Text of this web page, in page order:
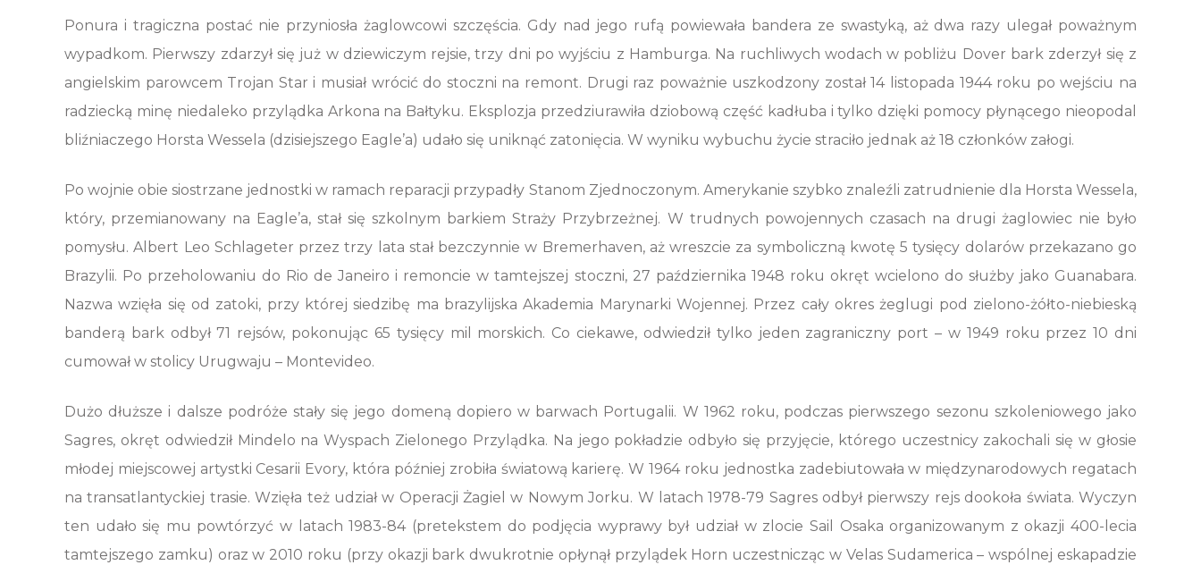
Ponura i tragiczna postać nie przyniosła żaglowcowi szczęścia. Gdy nad jego rufą powiewała bandera ze swastyką, aż dwa razy ulegał poważnym
wypadkom. Pierwszy zdarzył się już w dziewiczym rejsie, trzy dni po wyjściu z Hamburga. Na ruchliwych wodach w pobliżu Dover bark zderzył się z
angielskim parowcem Trojan Star i musiał wrócić do stoczni na remont. Drugi raz poważnie uszkodzony został 14 listopada 1944 roku po wejściu na
radziecką minę niedaleko przylądka Arkona na Bałtyku. Eksplozja przedziurawiła dziobową część kadłuba i tylko dzięki pomocy płynącego nieopodal
bliźniaczego Horsta Wessela (dzisiejszego Eagle’a) udało się uniknąć zatonięcia. W wyniku wybuchu życie straciło jednak aż 18 członków załogi.
Po wojnie obie siostrzane jednostki w ramach reparacji przypadły Stanom Zjednoczonym. Amerykanie szybko znaleźli zatrudnienie dla Horsta Wessela,
który, przemianowany na Eagle’a, stał się szkolnym barkiem Straży Przybrzeżnej. W trudnych powojennych czasach na drugi żaglowiec nie było
pomysłu. Albert Leo Schlageter przez trzy lata stał bezczynnie w Bremerhaven, aż wreszcie za symboliczną kwotę 5 tysięcy dolarów przekazano go
Brazylii. Po przeholowaniu do Rio de Janeiro i remoncie w tamtejszej stoczni, 27 października 1948 roku okręt wcielono do służby jako Guanabara.
Nazwa wzięła się od zatoki, przy której siedzibę ma brazylijska Akademia Marynarki Wojennej. Przez cały okres żeglugi pod zielono-żółto-niebieską
banderą bark odbył 71 rejsów, pokonując 65 tysięcy mil morskich. Co ciekawe, odwiedził tylko jeden zagraniczny port – w 1949 roku przez 10 dni
cumował w stolicy Urugwaju – Montevideo.
Dużo dłuższe i dalsze podróże stały się jego domeną dopiero w barwach Portugalii. W 1962 roku, podczas pierwszego sezonu szkoleniowego jako
Sagres, okręt odwiedził Mindelo na Wyspach Zielonego Przylądka. Na jego pokładzie odbyło się przyjęcie, którego uczestnicy zakochali się w głosie
młodej miejscowej artystki Cesarii Evory, która później zrobiła światową karierę. W 1964 roku jednostka zadebiutowała w międzynarodowych regatach
na transatlantyckiej trasie. Wzięła też udział w Operacji Żagiel w Nowym Jorku. W latach 1978-79 Sagres odbył pierwszy rejs dookoła świata. Wyczyn
ten udało się mu powtórzyć w latach 1983-84 (pretekstem do podjęcia wyprawy był udział w zlocie Sail Osaka organizowanym z okazji 400-lecia
tamtejszego zamku) oraz w 2010 roku (przy okazji bark dwukrotnie opłynął przylądek Horn uczestnicząc w Velas Sudamerica – wspólnej eskapadzie